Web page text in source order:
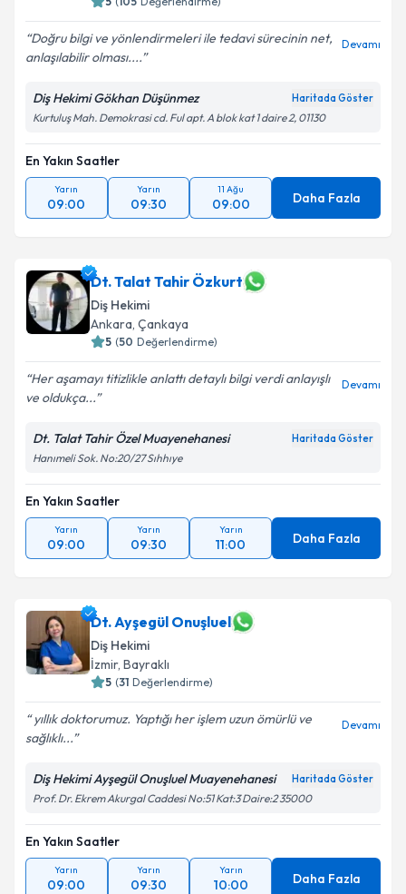
Doğru bilgi ve yönlendirmeleri ile tedavi sürecinin net,
anlaşılabilir olması....
Devamı
Diş Hekimi Gökhan Düşünmez Haritada Göster
Kurtuluş Mah. Demokrasi cd. Ful apt. A blok kat 1 daire 2, 01130
En Yakın Saatler
Yarın
09:00
Yarın
09:30
11 Ağu
09:00 Daha Fazla
Dt. Talat Tahir Özkurt
Diş Hekimi
Ankara, Çankaya
5 (50 Değerlendirme)
Her aşamayı titizlikle anlattı detaylı bilgi verdi anlayışlı
ve oldukça...
Devamı
Dt. Talat Tahir Özel Muayenehanesi Haritada Göster
Hanımeli Sok. No:20/27 Sıhhıye
En Yakın Saatler
Yarın
09:00
Yarın
09:30
Yarın
11:00 Daha Fazla
Dt. Ayşegül Onuşluel
Diş Hekimi
İzmir, Bayraklı
5 (31 Değerlendirme)
yıllık doktorumuz. Yaptığı her işlem uzun ömürlü ve
sağlıklı...
Devamı
Diş Hekimi Ayşegül Onuşluel Muayenehanesi Haritada Göster
Prof. Dr. Ekrem Akurgal Caddesi No:51 Kat:3 Daire:2 35000
En Yakın Saatler
Yarın
09:00
Yarın
09:30
Yarın
10:00 Daha Fazla